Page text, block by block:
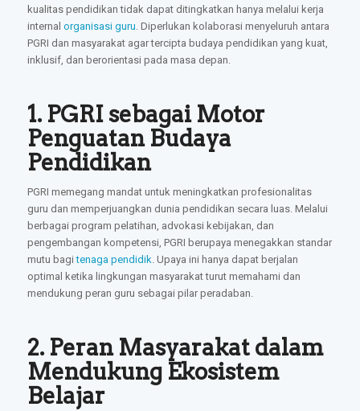
kualitas pendidikan tidak dapat ditingkatkan hanya melalui kerja
internal organisasi guru. Diperlukan kolaborasi menyeluruh antara
PGRI dan masyarakat agar tercipta budaya pendidikan yang kuat,
inklusif, dan berorientasi pada masa depan.
1. PGRI sebagai Motor
Penguatan Budaya
Pendidikan
PGRI memegang mandat untuk meningkatkan profesionalitas
guru dan memperjuangkan dunia pendidikan secara luas. Melalui
berbagai program pelatihan, advokasi kebijakan, dan
pengembangan kompetensi, PGRI berupaya menegakkan standar
mutu bagitenaga pendidik. Upaya ini hanya dapat berjalan
optimal ketika lingkungan masyarakat turut memahami dan
mendukung peran guru sebagai pilar peradaban.
2. Peran Masyarakat dalam
Mendukung Ekosistem
Belajar